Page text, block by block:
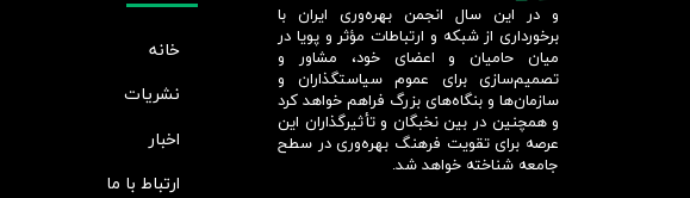
خانه
نشریات
اخبار
ارتباط با ما
و در این سال انجمن بهره‌وری ایران با
برخورداری از شبکه و ارتباطات مؤثر و پویا در
میان حامیان و اعضای خود، مشاور و
تصمیم‌سازی برای عموم سیاستگذاران و
سازمان‌ها و بنگاه‌های بزرگ فراهم خواهد کرد
و همچنین در بین نخبگان و تأثیرگذاران این
عرصه برای تقویت فرهنگ بهره‌وری در سطح
جامعه شناخته خواهد شد.​​​​​​​